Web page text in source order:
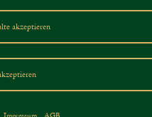
akzeptieren